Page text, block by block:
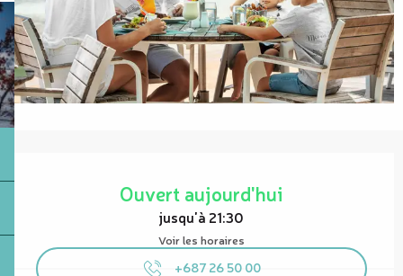
Ouvert aujourd'hui
jusqu'à 21:30
Voir les horaires
+687 26 50 00